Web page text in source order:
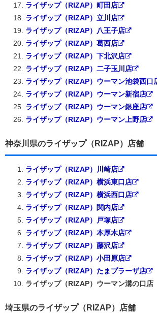
ライザップ（RIZAP）町田店
ライザップ（RIZAP）立川店
ライザップ（RIZAP）八王子店
ライザップ（RIZAP）葛西店
ライザップ（RIZAP）下北沢店
ライザップ（RIZAP）二子玉川店
ライザップ（RIZAP）ウーマン池袋西口
ライザップ（RIZAP）ウーマン新宿店
ライザップ（RIZAP）ウーマン銀座店
ライザップ（RIZAP）ウーマン上野店
神奈川県のライザップ（RIZAP）店舗
ライザップ（RIZAP）川崎店
ライザップ（RIZAP）横浜東口店
ライザップ（RIZAP）横浜西口店
ライザップ（RIZAP）関内店
ライザップ（RIZAP）戸塚店
ライザップ（RIZAP）本厚木店
ライザップ（RIZAP）藤沢店
ライザップ（RIZAP）小田原店
ライザップ（RIZAP）たまプラーザ店
ライザップ（RIZAP）ウーマン溝の口店
埼玉県のライザップ（RIZAP）店舗